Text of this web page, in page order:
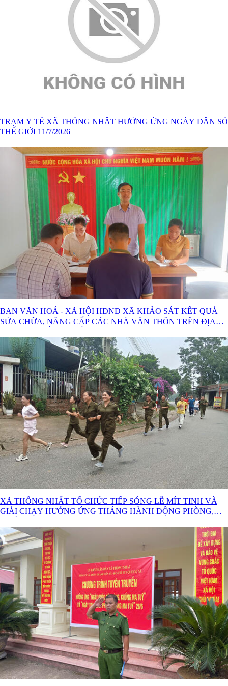
TRẠM Y TẾ XÃ THỐNG NHẤT HƯỞNG ỨNG NGÀY DÂN SỐ
THẾ GIỚI 11/7/2026
BAN VĂN HOÁ - XÃ HỘI HĐND XÃ KHẢO SÁT KẾT QUẢ
SỬA CHỮA, NÂNG CẤP CÁC NHÀ VĂN THÔN TRÊN ĐỊA
XÃ THỐNG NHẤT TỔ CHỨC TIẾP SÓNG LỄ MÍT TINH VÀ
GIẢI CHẠY HƯỞNG ỨNG THÁNG HÀNH ĐỘNG PHÒNG,